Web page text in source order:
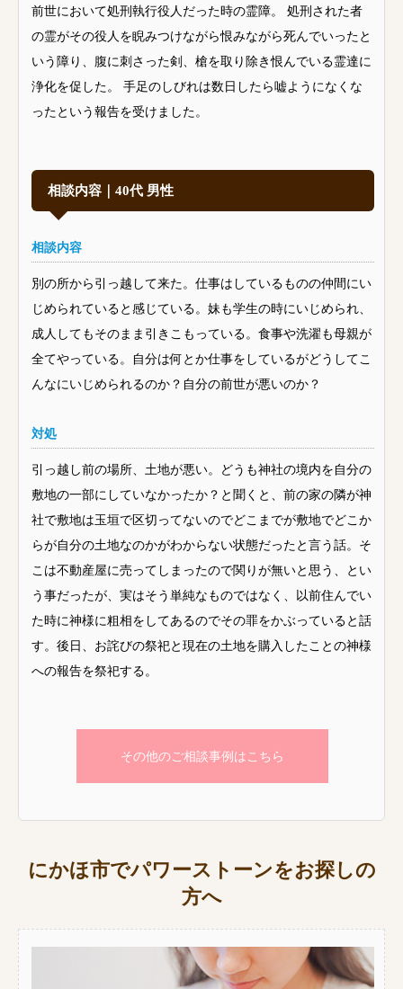
前世において処刑執行役人だった時の霊障。 処刑された者
の霊がその役人を睨みつけながら恨みながら死んでいったと
いう障り、腹に刺さった剣、槍を取り除き恨んでいる霊達に
浄化を促した。 手足のしびれは数日したら嘘ようになくな
ったという報告を受けました。
相談内容｜40代 男性
相談内容
別の所から引っ越して来た。仕事はしているものの仲間にい
じめられていると感じている。妹も学生の時にいじめられ、
成人してもそのまま引きこもっている。食事や洗濯も母親が
全てやっている。自分は何とか仕事をしているがどうしてこ
んなにいじめられるのか？自分の前世が悪いのか？
対処
引っ越し前の場所、土地が悪い。どうも神社の境内を自分の
敷地の一部にしていなかったか？と聞くと、前の家の隣が神
社で敷地は玉垣で区切ってないのでどこまでが敷地でどこか
らが自分の土地なのかがわからない状態だったと言う話。そ
こは不動産屋に売ってしまったので関りが無いと思う、とい
う事だったが、実はそう単純なものではなく、以前住んでい
た時に神様に粗相をしてあるのでその罪をかぶっていると話
す。後日、お詫びの祭祀と現在の土地を購入したことの神様
への報告を祭祀する。
その他のご相談事例はこちら
にかほ市でパワーストーンをお探しの
方へ